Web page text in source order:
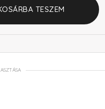
TESZEM